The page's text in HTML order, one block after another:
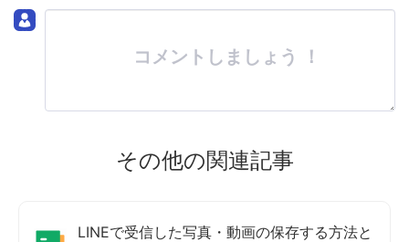
コメントしましょう ！
その他の関連記事
LINEで受信した写真・動画の保存する方法と